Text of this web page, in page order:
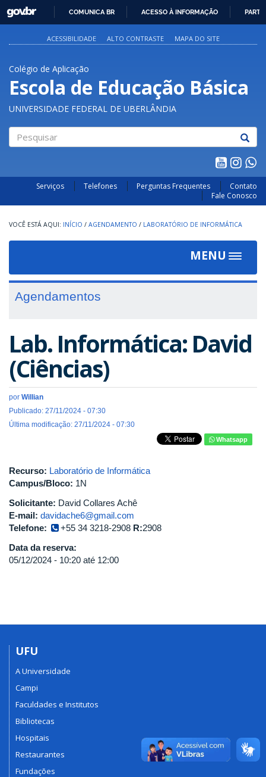
PARA
O
GOVBR
COMUNICA BR ACESSO À INFORMAÇÃO
ACESSIBILIDADE ALTO CONTRASTE MAPA DO SITE
Colégio de Aplicação
Escola de Educação Básica
UNIVERSIDADE FEDERAL DE UBERLÂNDIA
Serviços Telefones Perguntas Frequentes
Contato
Fale Conosco
INÍCIO / AGENDAMENTO / LABORATÓRIO DE INFORMÁTICA
MENU
Toggle
Agendamentos
Lab. Informática: David
(Ciências)
por Willian
Publicado: 27/11/2024 - 07:30
Última modificação: 27/11/2024 - 07:30
Whatsapp
Recurso: Laboratório de Informática
Campus/Bloco: 1N
Solicitante: David Collares Achê
E-mail: davidache6@gmail.com
Telefone:
+55 34 3218-2908 R:2908
Data da reserva:
05/12/2024 - 10:20 até 12:00
UFU
A Universidade
Campi
Faculdades e Institutos
Bibliotecas
Hospitais
Restaurantes
Fundações